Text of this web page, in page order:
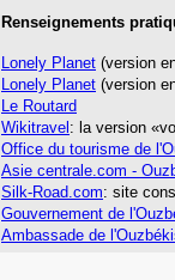
Renseignements
Lonely Planet (version
Lonely Planet (version
Le Routard
Wikitravel : la version
Office du tourisme de
Asie centrale.com -
Silk-Road.com: site
Gouvernement de
Ambassade de